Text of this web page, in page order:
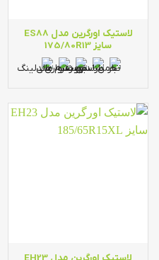
لاستیک اورگرین مدل ES88
سایز 175/80R13